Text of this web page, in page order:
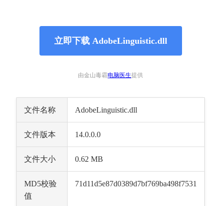
立即下载 AdobeLinguistic.dll
由金山毒霸电脑医生提供
文件名称 AdobeLinguistic.dll
文件版本 14.0.0.0
文件大小 0.62 MB
MD5校验
值
71d11d5e87d0389d7bf769ba498f7531